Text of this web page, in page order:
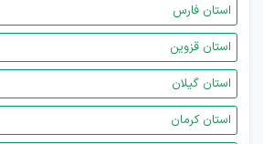
استان فارس
استان قزوین
استان گیلان
استان کرمان